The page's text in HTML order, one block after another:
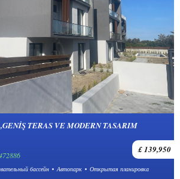
TERAS VE MODERN TASARIM
£ 139,950
бассейн Автопарк Открытая планировка